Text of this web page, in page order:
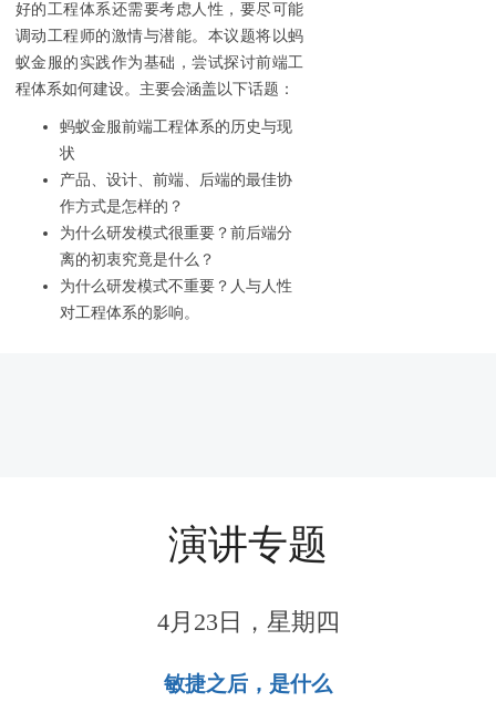
好的工程体系还需要考虑人性，要尽可能
调动工程师的激情与潜能。本议题将以蚂
蚁金服的实践作为基础，尝试探讨前端工
程体系如何建设。主要会涵盖以下话题：
蚂蚁金服前端工程体系的历史与现
状
产品、设计、前端、后端的最佳协
作方式是怎样的？
为什么研发模式很重要？前后端分
离的初衷究竟是什么？
为什么研发模式不重要？人与人性
对工程体系的影响。
演讲专题
4月23日，星期四
敏捷之后，是什么